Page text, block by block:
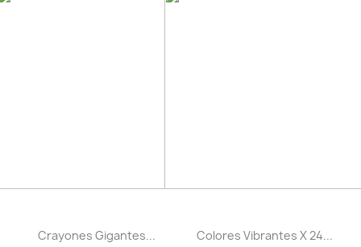
Crayones Gigantes... Colores Vibrantes X 24...